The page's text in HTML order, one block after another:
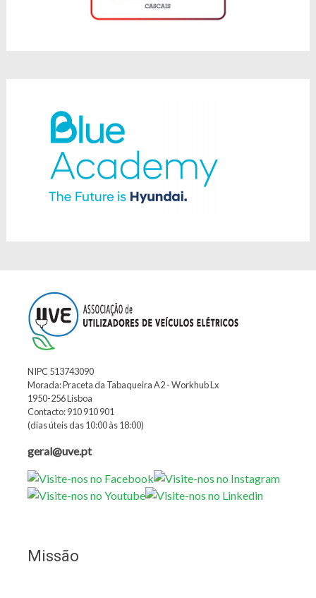
NIPC 513743090
Morada: Praceta da Tabaqueira A2 - Workhub Lx
1950-256 Lisboa
Contacto: 910 910 901
(dias úteis das 10:00 às 18:00)
geral@uve.pt
Missão